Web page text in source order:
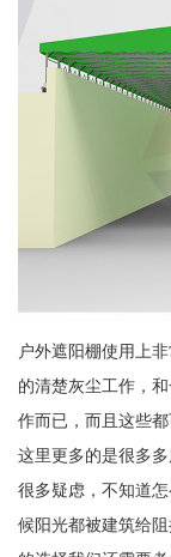
户外遮阳棚使用上
的清楚灰尘工作，
作而已，而且这些
这里更多的是很多
很多疑虑，不知道
候阳光都被建筑给